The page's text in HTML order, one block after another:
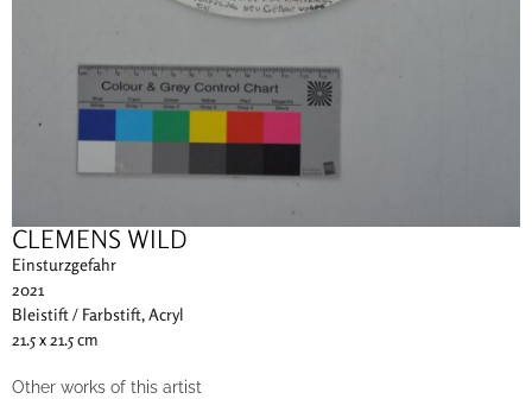
CLEMENS WILD
Einsturzgefahr
2021
Bleistift / Farbstift, Acryl
21.5 x 21.5 cm
Other works of this artist